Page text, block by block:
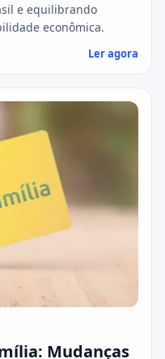
e equilibrando
econômica.
Ler agora
Mudanças